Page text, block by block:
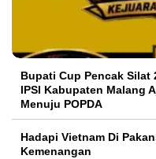
Bupati Cup Pencak Silat
IPSI Kabupaten Malang
Menuju POPDA
Hadapi Vietnam Di
Kemenangan